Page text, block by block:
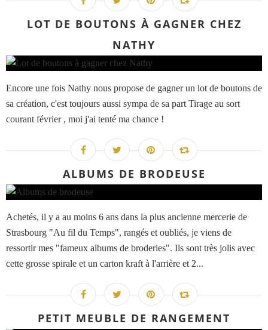
LOT DE BOUTONS À GAGNER CHEZ
NATHY
Encore une fois Nathy nous propose de gagner un lot de boutons de
sa création, c'est toujours aussi sympa de sa part Tirage au sort
courant février , moi j'ai tenté ma chance !
ALBUMS DE BRODEUSE
Achetés, il y a au moins 6 ans dans la plus ancienne mercerie de
Strasbourg "Au fil du Temps", rangés et oubliés, je viens de
ressortir mes "fameux albums de broderies". Ils sont très jolis avec
cette grosse spirale et un carton kraft à l'arrière et 2...
PETIT MEUBLE DE RANGEMENT